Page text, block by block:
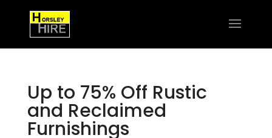
Up to 75% Off Rustic
and Reclaimed
Furnishings